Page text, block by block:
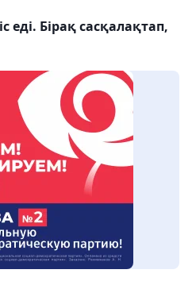
еді. Бірақ сасқалақтап,